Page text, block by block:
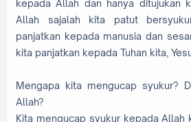
kepada Allah dan hanya ditujukan
Allah sajalah kita patut
panjatkan kepada manusia dan
kita panjatkan kepada Tuhan kita,
Mengapa kita mengucap syukur?
Allah?
Kita mengucap syukur kepada Allah